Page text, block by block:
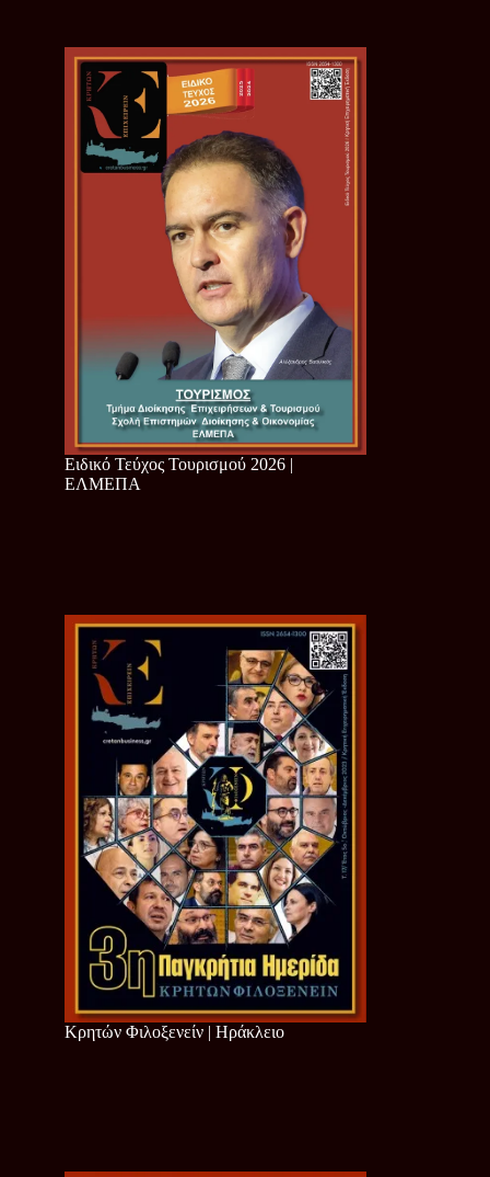
Ειδικό Τεύχος Τουρισμού 2026 |
ΕΛΜΕΠΑ
Κρητών Φιλοξενείν | Ηράκλειο